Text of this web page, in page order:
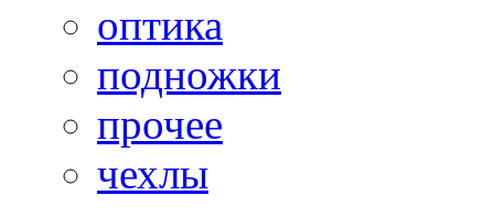
оптика
подножки
прочее
чехлы